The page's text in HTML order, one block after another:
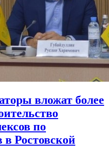
вложат более
по
в Ростовской